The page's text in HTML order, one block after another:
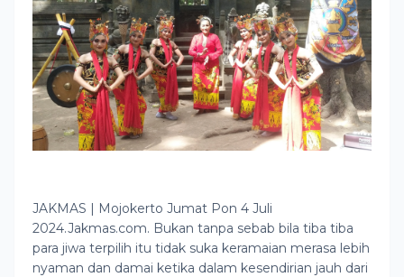
JAKMAS | Mojokerto Jumat Pon 4 Juli
2024.Jakmas.com. Bukan tanpa sebab bila tiba tiba
para jiwa terpilih itu tidak suka keramaian merasa lebih
nyaman dan damai ketika dalam kesendirian jauh dari